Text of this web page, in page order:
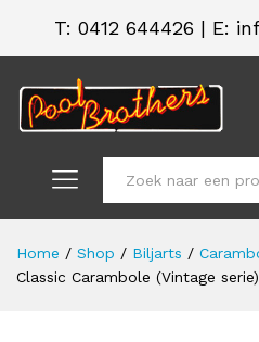
T: 0412 644426 | E:
Home / Shop / Biljarts /
Classic Carambole (Vintage serie)